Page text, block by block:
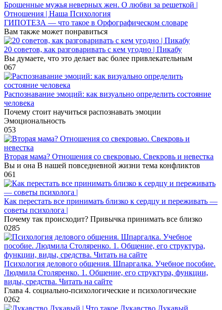
Брошенные мужья неверных жен. О любви за решеткой |
Отношения | Наша Психология
ГИПОТЕЗА — что такое в Орфографическом словаре
Вам также может понравиться
20 советов, как разговаривать с кем угодно | Пикабу
Вы думаете, что это делает вас более привлекательным
067
Распознавание эмоций: как визуально определить состояние
человека
Почему стоит научиться распознавать эмоции
Эмоциональность
053
Вторая мама? Отношения со свекровью. Свекровь и невестка
Вы и она В нашей повседневной жизни тема конфликтов
061
Как перестать все принимать близко к сердцу и переживать —
советы психолога |
Почему так происходит? Привычка принимать все близко
0285
Психология делового общения. Шпаргалка. Учебное пособие.
Людмила Столяренко. 1. Общение, его структура, функции,
виды, средства. Читать на сайте
Глава 4. социально-психологические и психологические
0262